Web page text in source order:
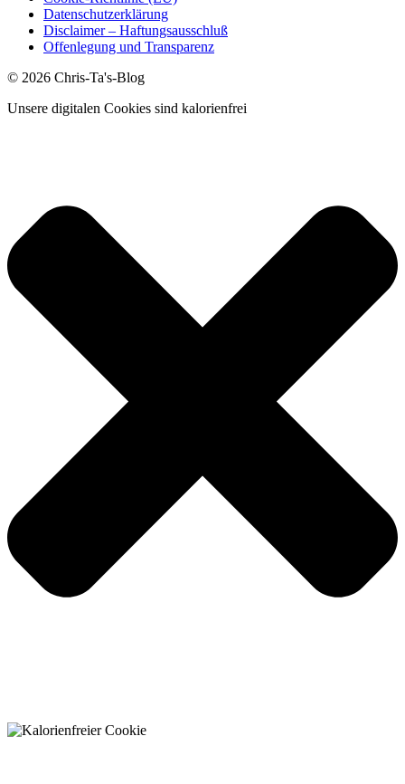
Datenschutzerklärung
Disclaimer – Haftungsausschluß
Offenlegung und Transparenz
© 2026 Chris-Ta's-Blog
Unsere digitalen Cookies sind kalorienfrei